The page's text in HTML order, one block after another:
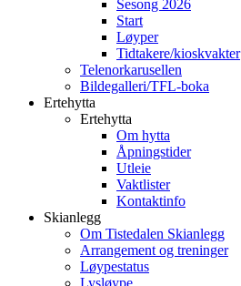
Sesong 2026
Start
Løyper
Tidtakere/kioskvakter
Telenorkarusellen
Bildegalleri/TFL-boka
Ertehytta
Ertehytta
Om hytta
Åpningstider
Utleie
Vaktlister
Kontaktinfo
Skianlegg
Om Tistedalen Skianlegg
Arrangement og treninger
Løypestatus